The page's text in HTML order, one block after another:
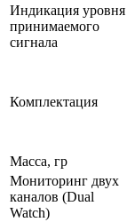
Индикация уровня
принимаемого
сигнала
Комплектация
Масса, гр
Мониторинг двух
каналов (Dual
Watch)